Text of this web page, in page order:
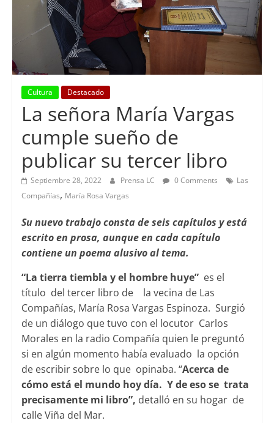
Cultura Destacado
La señora María Vargas
cumple sueño de
publicar su tercer libro
Septiembre 28, 2022 Prensa LC 0 Comments
Las
Compañías, María Rosa Vargas
Su nuevo trabajo consta de seis capítulos y está
escrito en prosa, aunque en cada capítulo
contiene un poema alusivo al tema.
“La tierra tiembla y el hombre huye”es el
título del tercer libro de la vecina de Las
Compañías, María Rosa Vargas Espinoza. Surgió
de un diálogo que tuvo con el locutor Carlos
Morales en la radio Compañía quien le preguntó
si en algún momento había evaluado la opción
de escribir sobre lo que opinaba. “Acerca de
cómo está el mundo hoy día. Y de eso se trata
precisamente mi libro”, detalló en su hogar de
calle Viña del Mar.